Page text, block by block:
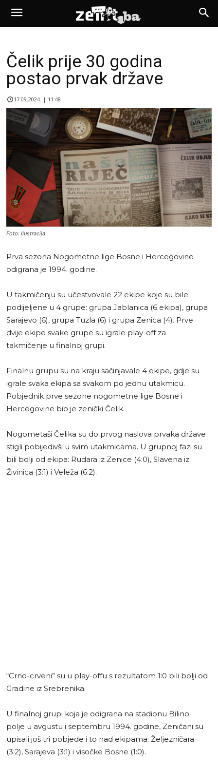
Čelik prije 30 godina
postao prvak države
17.09.2024. | 11:48
Foto: Ilustracija
Prva sezona Nogometne lige Bosne i Hercegovine
odigrana je 1994. godine.
U takmičenju su učestvovale 22 ekipe koje su bile
podijeljene u 4 grupe: grupa Jablanica (6 ekipa), grupa
Sarajevo (6), grupa Tuzla (6) i grupa Zenica (4). Prve
dvije ekipe svake grupe su igrale play-off za
takmičenje u finalnoj grupi.
Finalnu grupu su na kraju sačinjavale 4 ekipe, gdje su
igrale svaka ekipa sa svakom po jednu utakmicu.
Pobjednik prve sezone nogometne lige Bosne i
Hercegovine bio je zenički Čelik.
Nogometaši Čelika su do prvog naslova prvaka države
stigli pobijedivši u svim utakmicama. U grupnoj fazi su
bili bolji od ekipa: Rudara iz Zenice (4:0), Slavena iz
Živinica (3:1) i Veleža (6:2).
“Crno-crveni” su u play-offu s rezultatom 1:0 bili bolji od
Gradine iz Srebrenika.
U finalnoj grupi koja je odigrana na stadionu Bilino
polje u avgustu i septembru 1994. godine, Zeničani su
upisali još tri pobjede i to nad ekipama: Željezničara
(3:2), Sarajeva (3:1) i visočke Bosne (1:0).